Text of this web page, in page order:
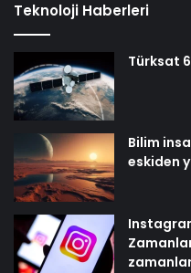
Teknoloji Haberleri
Türksat
Bilim
eskiden